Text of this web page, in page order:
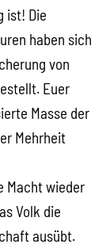
ist! Die
haben sich
von
Euer
Masse der
Mehrheit
Macht wieder
Volk die
ausübt.